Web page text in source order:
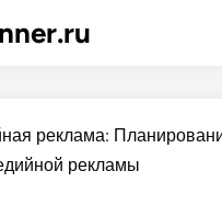
реклама:
рекламы